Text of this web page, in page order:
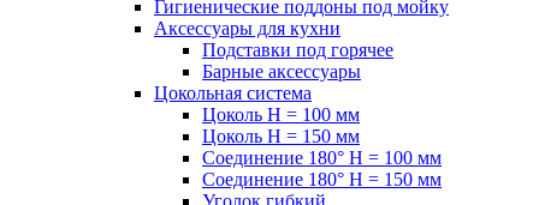
Гигиенические поддоны под мойку
Аксессуары для кухни
Подставки под горячее
Барные аксессуары
Цокольная система
Цоколь H = 100 мм
Цоколь H = 150 мм
Соединение 180° H = 100 мм
Соединение 180° H = 150 мм
Уголок гибкий